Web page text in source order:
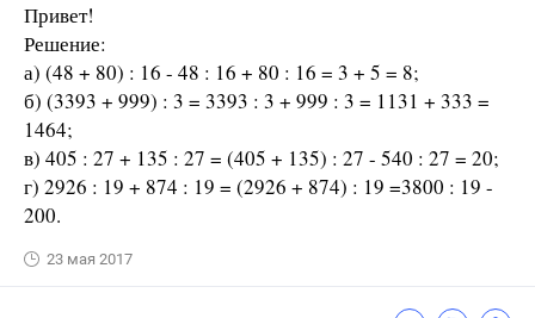
Привет!
Решение:
а) (48 + 80) : 16 - 48 : 16 + 80 : 16 = 3 + 5 = 8;
б) (3393 + 999) : 3 = 3393 : 3 + 999 : 3 = 1131 + 333 =
1464;
в) 405 : 27 + 135 : 27 = (405 + 135) : 27 - 540 : 27 = 20;
г) 2926 : 19 + 874 : 19 = (2926 + 874) : 19 =3800 : 19 -
200.
23 мая 2017